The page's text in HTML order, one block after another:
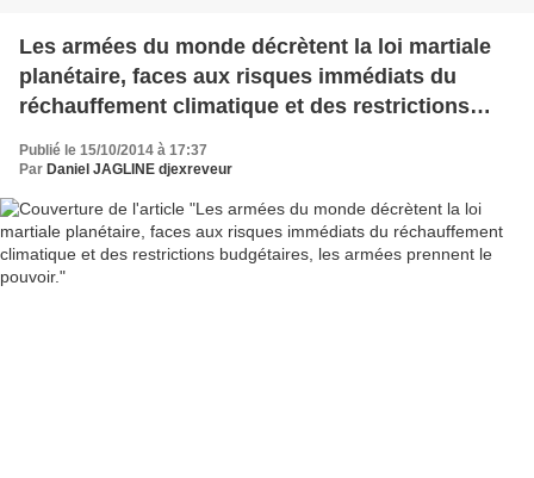
Les armées du monde décrètent la loi martiale
planétaire, faces aux risques immédiats du
réchauffement climatique et des restrictions
Publié le 15/10/2014 à 17:37
Par Daniel JAGLINE djexreveur